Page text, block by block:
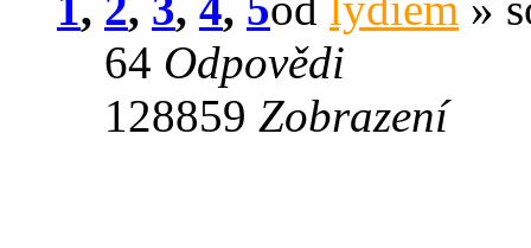
64 Odpovědi
128859 Zobrazení